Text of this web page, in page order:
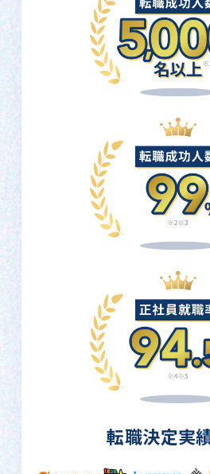
転職決定実